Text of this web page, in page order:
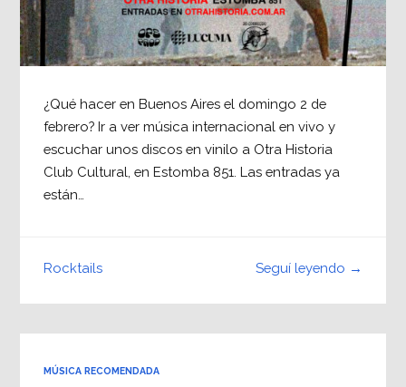
¿Qué hacer en Buenos Aires el domingo 2 de
febrero? Ir a ver música internacional en vivo y
escuchar unos discos en vinilo a Otra Historia
Club Cultural, en Estomba 851. Las entradas ya
están…
Seguí leyendo →
Rocktails
MÚSICA RECOMENDADA